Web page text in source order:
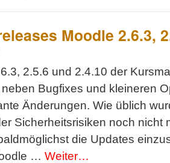
Moodle 2.6.3,
2.5.6 und 2.4.10 der
Bugfixes und kleineren
Änderungen. Wie üblich
Sicherheitsrisiken noch nicht
die Updates
… Weiter…